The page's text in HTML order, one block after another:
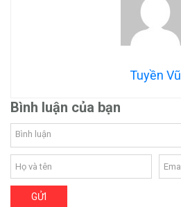
Tuyền Vũ
Bình luận của bạn